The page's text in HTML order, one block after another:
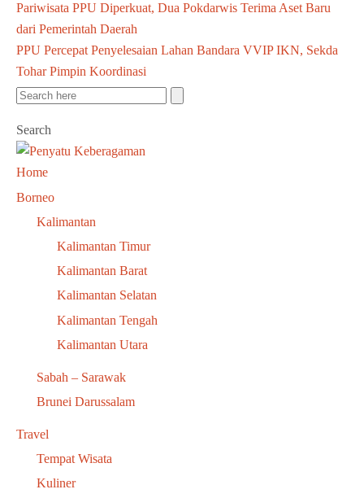
Pariwisata PPU Diperkuat, Dua Pokdarwis Terima Aset Baru
dari Pemerintah Daerah
PPU Percepat Penyelesaian Lahan Bandara VVIP IKN, Sekda
Tohar Pimpin Koordinasi
Search
Home
Borneo
Kalimantan
Kalimantan Timur
Kalimantan Barat
Kalimantan Selatan
Kalimantan Tengah
Kalimantan Utara
Sabah – Sarawak
Brunei Darussalam
Travel
Tempat Wisata
Kuliner